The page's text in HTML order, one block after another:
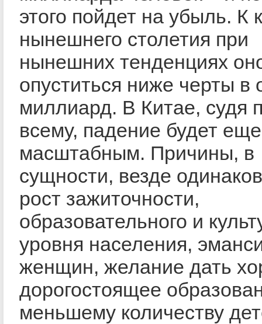
этого пойдет на убыль. К
нынешнего столетия при
нынешних тенденциях
опуститься ниже черты в
миллиард. В Китае, судя
всему, падение будет
масштабным. Причины, в
сущности, везде
рост зажиточности,
образовательного и
уровня населения,
женщин, желание дать
дорогостоящее
меньшему количеству